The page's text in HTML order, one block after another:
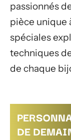
passionnés
pièce unique
spéciales
techniques
de chaque
DE